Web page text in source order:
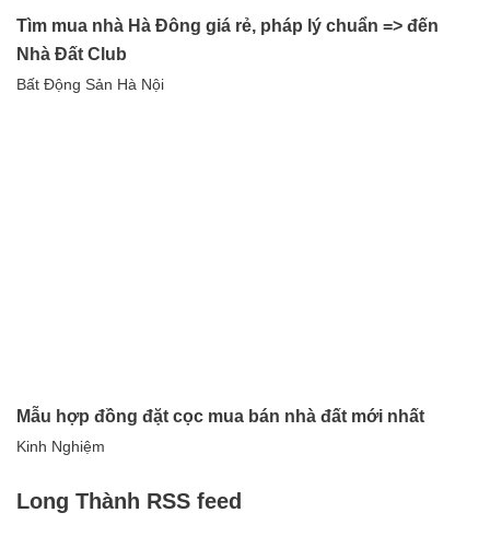
Tìm mua nhà Hà Đông giá rẻ, pháp lý chuẩn => đến
Nhà Đất Club
Bất Động Sản Hà Nội
Mẫu hợp đồng đặt cọc mua bán nhà đất mới nhất
Kinh Nghiệm
Long Thành RSS feed